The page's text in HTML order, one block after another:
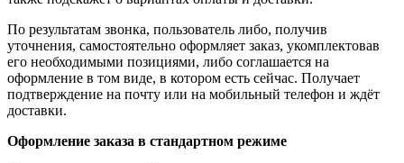
По результатам звонка, пользователь либо, получив
уточнения, самостоятельно оформляет заказ, укомплектовав
его необходимыми позициями, либо соглашается на
оформление в том виде, в котором есть сейчас. Получает
подтверждение на почту или на мобильный телефон и ждёт
доставки.
Оформление заказа в стандартном режиме